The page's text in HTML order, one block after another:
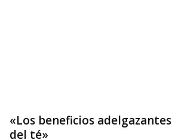
«Los beneficios adelgazantes
del té»